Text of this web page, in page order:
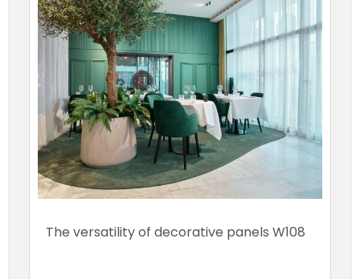
The versatility of decorative panels W108